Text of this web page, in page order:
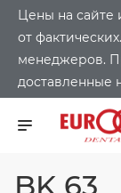
Цены на сайте
от
менеджеров.
доставленные
BK 63